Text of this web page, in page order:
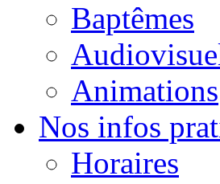
Baptêmes
Animations
Nos infos
Horaires